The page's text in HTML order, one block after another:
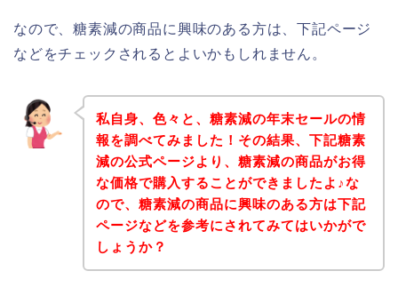
なので、糖素減の商品に興味のある方は、下記ページ
などをチェックされるとよいかもしれません。
私自身、色々と、糖素減の年末セールの情
報を調べてみました！その結果、下記糖素
減の公式ページより、糖素減の商品がお得
な価格で購入することができましたよ♪な
ので、糖素減の商品に興味のある方は下記
ページなどを参考にされてみてはいかがで
しょうか？